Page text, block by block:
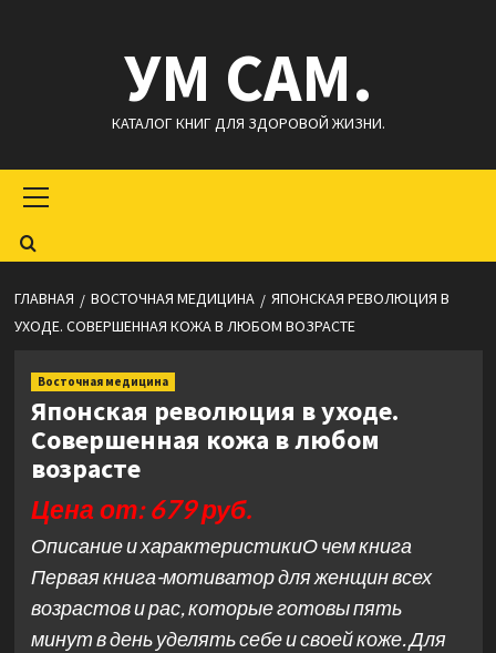
УМ САМ.
КАТАЛОГ КНИГ ДЛЯ ЗДОРОВОЙ ЖИЗНИ.
меню
ГЛАВНАЯ ВОСТОЧНАЯ МЕДИЦИНА
ЯПОНСКАЯ РЕВОЛЮЦИЯ В
УХОДЕ. СОВЕРШЕННАЯ КОЖА В ЛЮБОМ ВОЗРАСТЕ
Восточная медицина
Японская революция в уходе.
Совершенная кожа в любом
возрасте
Цена от: 679 руб.
Описание и характеристикиО чем книга
Первая книга-мотиватор для женщин всех
возрастов и рас, которые готовы пять
минут в день уделять себе и своей коже. Для